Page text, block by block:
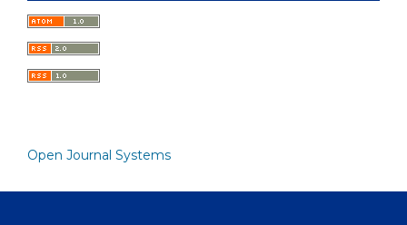
Open Journal Systems